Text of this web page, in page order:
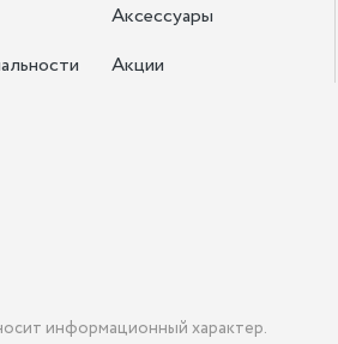
Аксессуары
Акции
информационный характер.